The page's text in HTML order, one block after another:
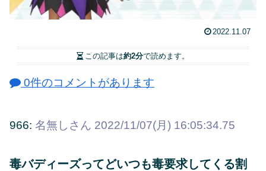
2022.11.07
この記事は約2分で読めます。
0件のコメントがあります
966: 名無しさん 2022/11/07(月) 16:05:34.75
毒バディーズってどいつも毒要求してくる割